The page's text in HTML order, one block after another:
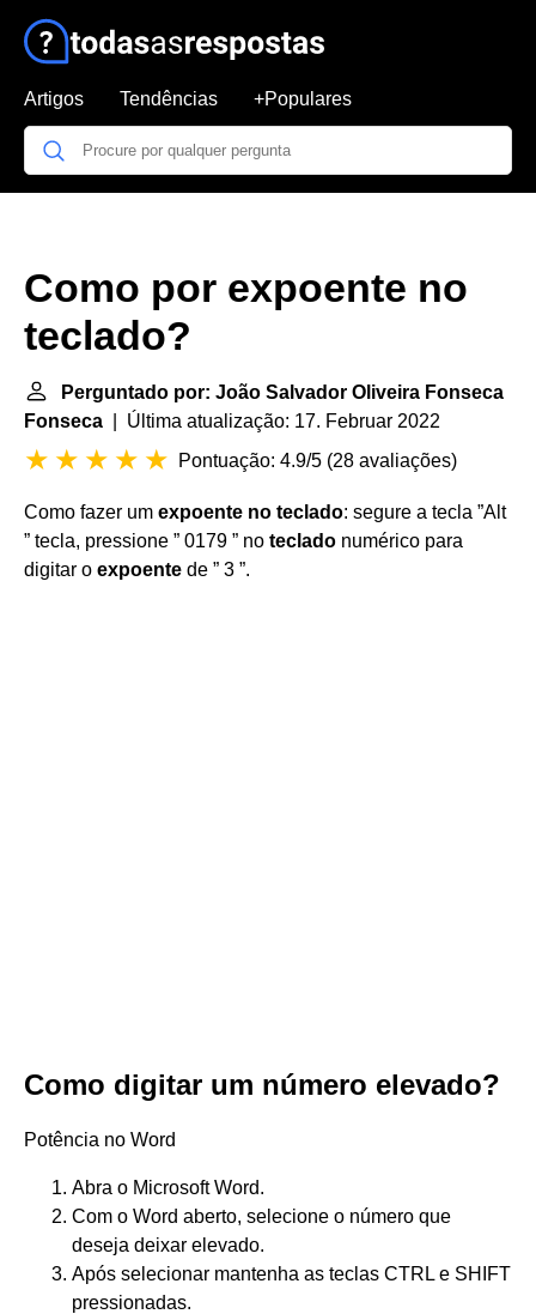
Artigos Tendências +Populares
Como por expoente no
teclado?
Perguntado por: João Salvador Oliveira Fonseca
Fonseca | Última atualização: 17. Februar 2022
Pontuação: 4.9/5 (28 avaliações)
Como fazer um expoente no teclado: segure a tecla ”Alt
” tecla, pressione ” 0179 ” no teclado numérico para
digitar o expoente de ” 3 ”.
Como digitar um número elevado?
Potência no Word
Abra o Microsoft Word.
Com o Word aberto, selecione o número que
deseja deixar elevado.
Após selecionar mantenha as teclas CTRL e SHIFT
pressionadas.